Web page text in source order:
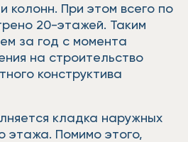
колонн. При этом всего по
20-этажей. Таким
за год с момента
на строительство
конструктива
кладка наружных
этажа. Помимо этого,